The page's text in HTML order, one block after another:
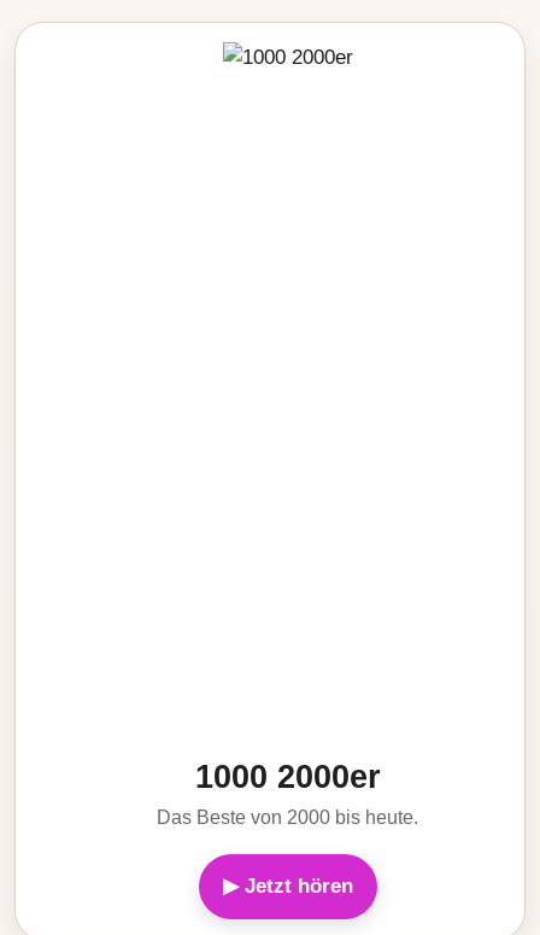
1000 2000er
Das Beste von 2000 bis heute.
▶ Jetzt hören